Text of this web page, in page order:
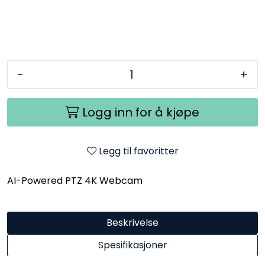
- +
Logg inn for å kjøpe
Legg til favoritter
AI-Powered PTZ 4K Webcam
Beskrivelse
Spesifikasjoner